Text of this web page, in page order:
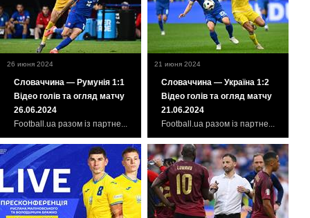
26 июня 2024
Словаччина — Румунія 1:1
Відео голів та огляд матчу
26.06.2024
Football.ua разом із партне...
21 июня 2024
Словаччина — Україна 1:2
Відео голів та огляд матчу
21.06.2024
Football.ua разом із партне...